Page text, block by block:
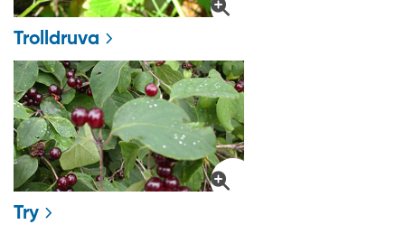
Trolldruva
Try